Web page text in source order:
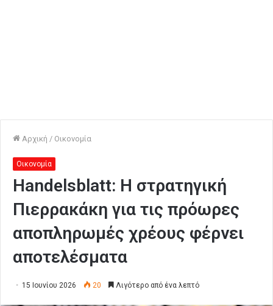
Αρχική / Οικονομία
Οικονομία
Handelsblatt: Η στρατηγική
Πιερρακάκη για τις πρόωρες
αποπληρωμές χρέους φέρνει
αποτελέσματα
15 Ιουνίου 2026 20 Λιγότερο από ένα λεπτό